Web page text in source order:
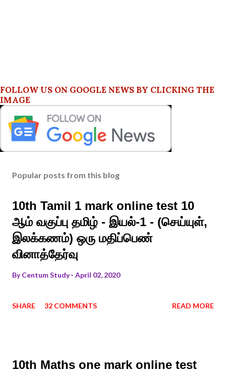
FOLLOW US ON GOOGLE NEWS BY CLICKING THE
IMAGE
Popular posts from this blog
10th Tamil 1 mark online test 10
ஆம் வகுப்பு தமிழ் - இயல்-1 - (செய்யுள்,
இலக்கணம்) ஒரு மதிப்பெண்
வினாத்தேர்வு
ByCentum Study April 02, 2020
SHARE 32 COMMENTS READ MORE
10th Maths one mark online test